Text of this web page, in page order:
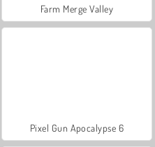
Farm Merge Valley
Pixel Gun Apocalypse 6